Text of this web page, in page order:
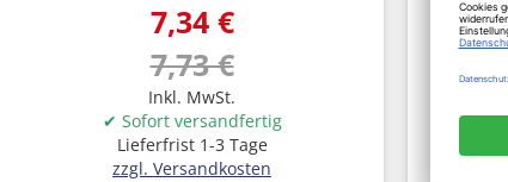
7,34 €
7,73 €
Inkl. MwSt.
✔ Sofort versandfertig
Lieferfrist 1-3 Tage
zzgl. Versandkosten